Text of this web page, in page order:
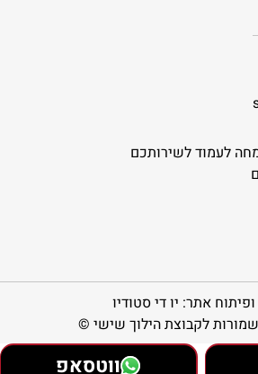
ווטסאפ
לעמוד לשירותכם
אתר: יו די סטודיו
שמורות לקבוצת הילוך שישי ©